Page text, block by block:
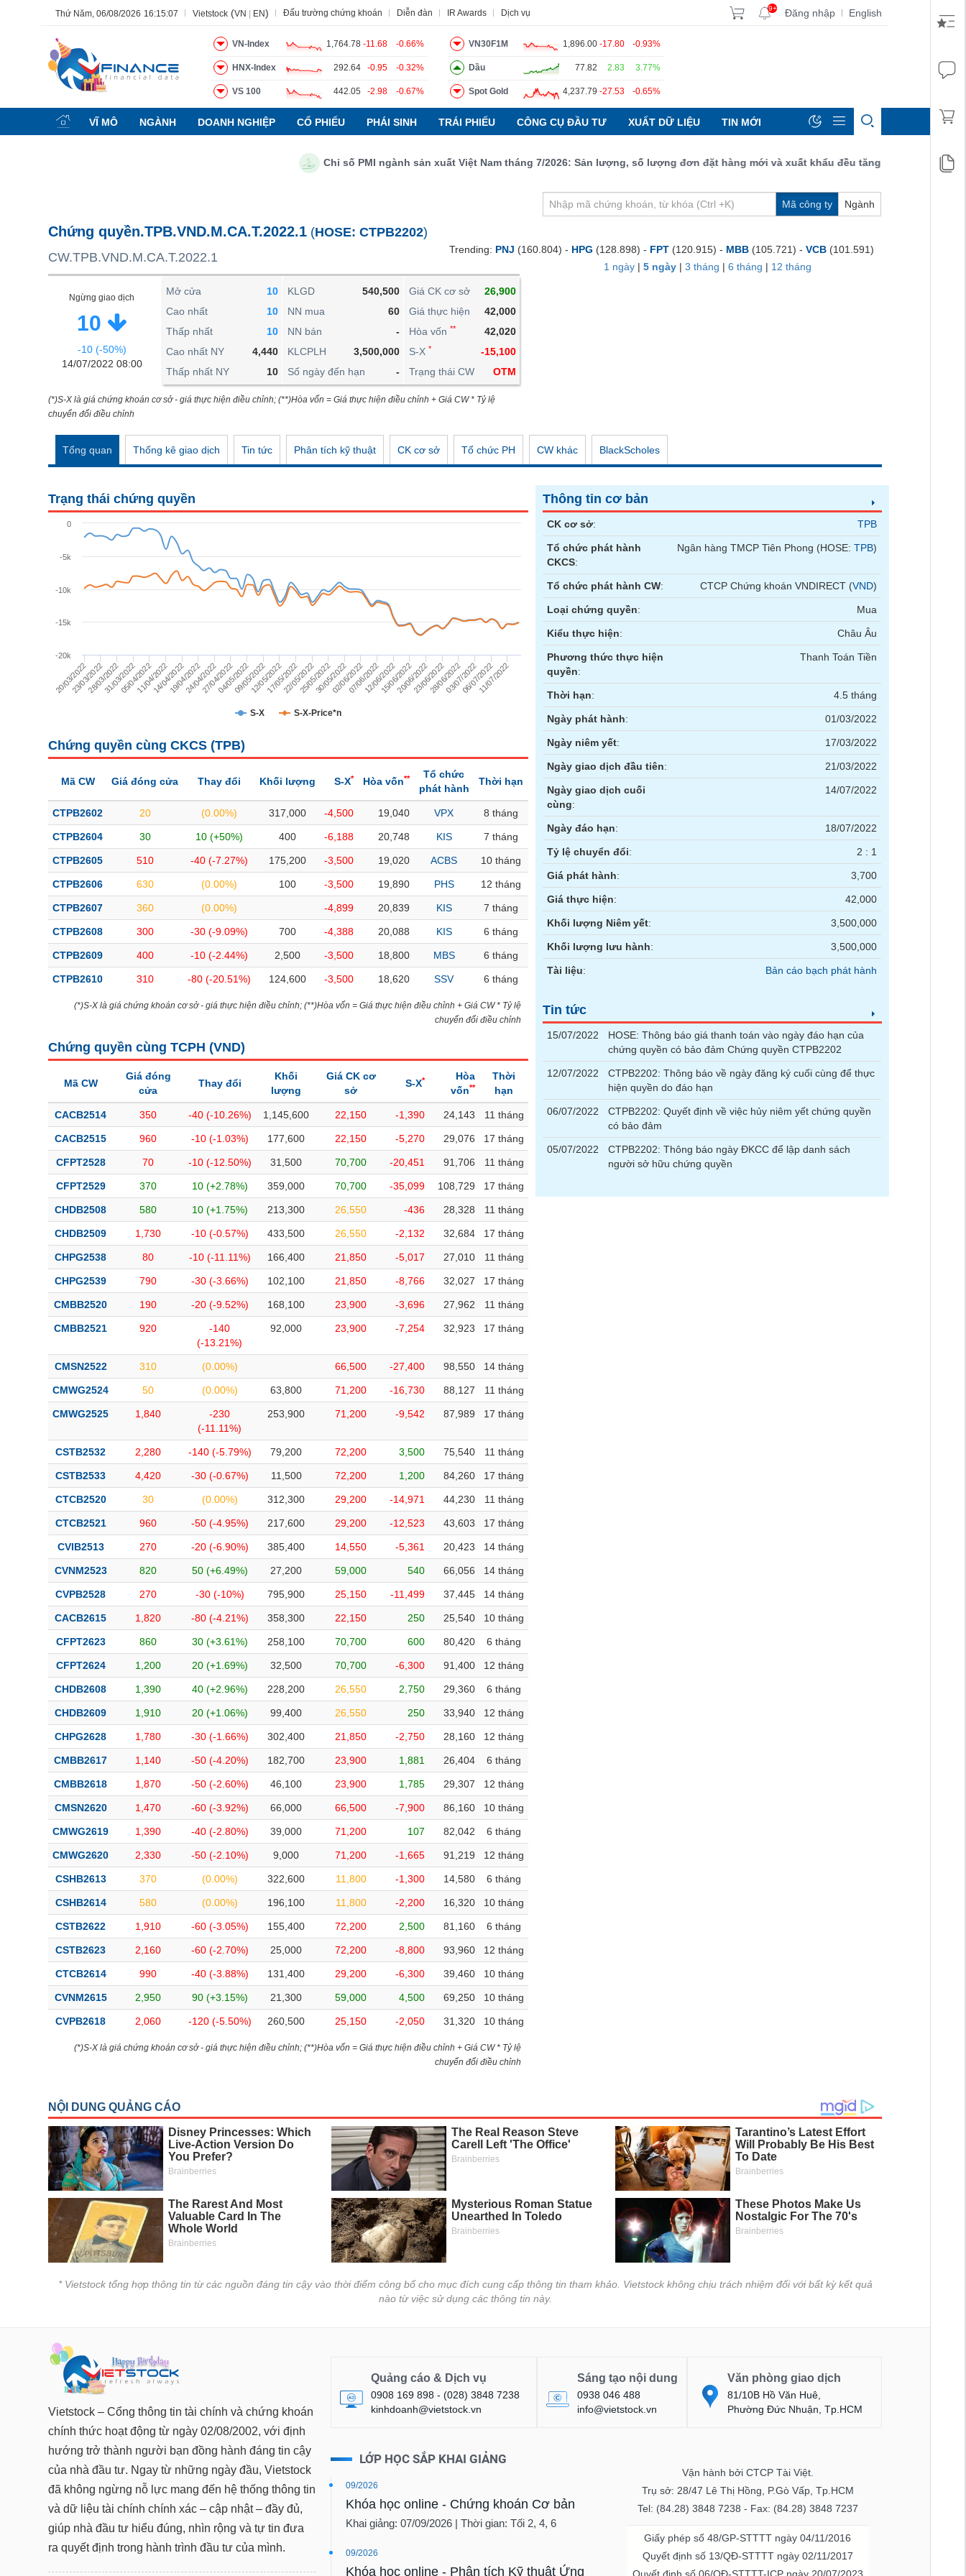
Thứ Năm, 06/08/2026 16:15:08 Vietstock (VN EN) Đấu trường chứng khoán Diễn đàn IR Awards Dịch vụ 9+ Đăng nhập | English
VN-Index 1,764.78 -11.68 -0.66%
HNX-Index 292.64 -0.95 -0.32%
VS 100 442.05 -2.98 -0.67%
VN30F1M 1,896.00 -17.80 -0.93%
Dầu 77.82 2.83 3.77%
Spot Gold 4,237.79 -27.53 -0.65%
VĨ MÔ NGÀNH DOANH NGHIỆP CỔ PHIẾU PHÁI SINH TRÁI PHIẾU CÔNG CỤ ĐẦU TƯ XUẤT DỮ LIỆU TIN MỚI
Chỉ số PMI ngành sản xuất Việt Nam tháng 7/2026: Sản lượng, số lượng đơn đặt hàng mới và xuất khẩu đều tăng đạt 52,9 điểm.
Mã công ty Ngành
Chứng quyền.TPB.VND.M.CA.T.2022.1 (HOSE: CTPB2202)
CW.TPB.VND.M.CA.T.2022.1
Ngừng giao dịch
10
-10 (-50%)
14/07/2022 08:00
Mở cửa
10
Cao nhất
10
Thấp nhất
10
Cao nhất NY
4,440
Thấp nhất NY
10
KLGD
540,500
NN mua
60
NN bán
-
KLCPLH
3,500,000
Số ngày đến hạn
-
Giá CK cơ sở
26,900
Giá thực hiện
42,000
Hòa vốn **
42,020
S-X *
-15,100
Trạng thái CW
OTM
(*)S-X là giá chứng khoán cơ sở - giá thực hiện điều chỉnh; (**)Hòa vốn = Giá thực hiện điều chỉnh + Giá CW * Tỷ lệ
chuyển đổi điều chỉnh
Trending: PNJ (160.804) - HPG (128.898) - FPT (120.915) - MBB (105.721) - VCB (101.591)
1 ngày | 5 ngày | 3 tháng | 6 tháng | 12 tháng
Tổng quan Thống kê giao dịch Tin tức Phân tích kỹ thuật CK cơ sở Tổ chức PH CW khác BlackScholes
Trạng thái chứng quyền
S-X S-X-Price*n
20/03/2022
23/03/202228/03/202231/03/202205/04/202211/04/202214/04/202219/04/202224/04/202227/04/202204/05/202209/05/202212/05/202217/05/202222/05/202225/05/202230/05/202202/06/202207/06/202212/06/202215/06/202220/06/202223/06/202228/06/202203/07/202206/07/202211/07/2022
-20k
-15k
-10k
-5k
0
Chứng quyền cùng CKCS (TPB)
Mã CW Giá đóng cửa Thay đổi Khối lượng S-X* Hòa vốn**
Tổ chức
phát hành
Thời hạn
CTPB2602 20 (0.00%) 317,000 -4,500 19,040 VPX 8 tháng
CTPB2604 30 10 (+50%) 400 -6,188 20,748 KIS 7 tháng
CTPB2605 510 -40 (-7.27%) 175,200 -3,500 19,020 ACBS 10 tháng
CTPB2606 630 (0.00%) 100 -3,500 19,890 PHS 12 tháng
CTPB2607 360 (0.00%) -4,899 20,839 KIS 7 tháng
CTPB2608 300 -30 (-9.09%) 700 -4,388 20,088 KIS 6 tháng
CTPB2609 400 -10 (-2.44%) 2,500 -3,500 18,800 MBS 6 tháng
CTPB2610 310 -80 (-20.51%) 124,600 -3,500 18,620 SSV 6 tháng
(*)S-X là giá chứng khoán cơ sở - giá thực hiện điều chỉnh; (**)Hòa vốn = Giá thực hiện điều chỉnh + Giá CW * Tỷ lệ
chuyển đổi điều chỉnh
Chứng quyền cùng TCPH (VND)
Mã CW
Giá đóng
cửa
Thay đổi
Khối
lượng
Giá CK cơ
sở
S-X*
Hòa
vốn**
Thời
hạn
CACB2514 350 -40 (-10.26%) 1,145,600 22,150 -1,390 24,143 11 tháng
CACB2515 960 -10 (-1.03%) 177,600 22,150 -5,270 29,076 17 tháng
CFPT2528 70 -10 (-12.50%) 31,500 70,700 -20,451 91,706 11 tháng
CFPT2529 370 10 (+2.78%) 359,000 70,700 -35,099 108,729 17 tháng
CHDB2508 580 10 (+1.75%) 213,300 26,550 -436 28,328 11 tháng
CHDB2509 1,730 -10 (-0.57%) 433,500 26,550 -2,132 32,684 17 tháng
CHPG2538 80 -10 (-11.11%) 166,400 21,850 -5,017 27,010 11 tháng
CHPG2539 790 -30 (-3.66%) 102,100 21,850 -8,766 32,027 17 tháng
CMBB2520 190 -20 (-9.52%) 168,100 23,900 -3,696 27,962 11 tháng
CMBB2521 920
-140
(-13.21%)
92,000 23,900 -7,254 32,923 17 tháng
CMSN2522 310 (0.00%) 66,500 -27,400 98,550 14 tháng
CMWG2524 50 (0.00%) 63,800 71,200 -16,730 88,127 11 tháng
CMWG2525 1,840
-230
(-11.11%)
253,900 71,200 -9,542 87,989 17 tháng
CSTB2532 2,280 -140 (-5.79%) 79,200 72,200 3,500 75,540 11 tháng
CSTB2533 4,420 -30 (-0.67%) 11,500 72,200 1,200 84,260 17 tháng
CTCB2520 30 (0.00%) 312,300 29,200 -14,971 44,230 11 tháng
CTCB2521 960 -50 (-4.95%) 217,600 29,200 -12,523 43,603 17 tháng
CVIB2513 270 -20 (-6.90%) 385,400 14,550 -5,361 20,423 14 tháng
CVNM2523 820 50 (+6.49%) 27,200 59,000 540 66,056 14 tháng
CVPB2528 270 -30 (-10%) 795,900 25,150 -11,499 37,445 14 tháng
CACB2615 1,820 -80 (-4.21%) 358,300 22,150 250 25,540 10 tháng
CFPT2623 860 30 (+3.61%) 258,100 70,700 600 80,420 6 tháng
CFPT2624 1,200 20 (+1.69%) 32,500 70,700 -6,300 91,400 12 tháng
CHDB2608 1,390 40 (+2.96%) 228,200 26,550 2,750 29,360 6 tháng
CHDB2609 1,910 20 (+1.06%) 99,400 26,550 250 33,940 12 tháng
CHPG2628 1,780 -30 (-1.66%) 302,400 21,850 -2,750 28,160 12 tháng
CMBB2617 1,140 -50 (-4.20%) 182,700 23,900 1,881 26,404 6 tháng
CMBB2618 1,870 -50 (-2.60%) 46,100 23,900 1,785 29,307 12 tháng
CMSN2620 1,470 -60 (-3.92%) 66,000 66,500 -7,900 86,160 10 tháng
CMWG2619 1,390 -40 (-2.80%) 39,000 71,200 107 82,042 6 tháng
CMWG2620 2,330 -50 (-2.10%) 9,000 71,200 -1,665 91,219 12 tháng
CSHB2613 370 (0.00%) 322,600 11,800 -1,300 14,580 6 tháng
CSHB2614 580 (0.00%) 196,100 11,800 -2,200 16,320 10 tháng
CSTB2622 1,910 -60 (-3.05%) 155,400 72,200 2,500 81,160 6 tháng
CSTB2623 2,160 -60 (-2.70%) 25,000 72,200 -8,800 93,960 12 tháng
CTCB2614 990 -40 (-3.88%) 131,400 29,200 -6,300 39,460 10 tháng
CVNM2615 2,950 90 (+3.15%) 21,300 59,000 4,500 69,250 10 tháng
CVPB2618 2,060 -120 (-5.50%) 260,500 25,150 -2,050 31,320 10 tháng
(*)S-X là giá chứng khoán cơ sở - giá thực hiện điều chỉnh; (**)Hòa vốn = Giá thực hiện điều chỉnh + Giá CW * Tỷ lệ
chuyển đổi điều chỉnh
Thông tin cơ bản
CK cơ sở: TPB
Tổ chức phát hành
CKCS:
Ngân hàng TMCP Tiên Phong (HOSE:TPB)
Tổ chức phát hành CW: CTCP Chứng khoán VNDIRECT (VND)
Loại chứng quyền: Mua
Kiểu thực hiện: Châu Âu
Phương thức thực hiện
quyền:
Thanh Toán Tiền
Thời hạn: 4.5 tháng
Ngày phát hành: 01/03/2022
Ngày niêm yết: 17/03/2022
Ngày giao dịch đầu tiên: 21/03/2022
Ngày giao dịch cuối
cùng:
14/07/2022
Ngày đáo hạn: 18/07/2022
Tỷ lệ chuyển đổi: 2 : 1
Giá phát hành: 3,700
Giá thực hiện: 42,000
Khối lượng Niêm yết: 3,500,000
Khối lượng lưu hành: 3,500,000
Tài liệu: Bản cáo bạch phát hành
Tin tức
15/07/2022
HOSE: Thông báo giá thanh toán vào ngày đáo hạn của
chứng quyền có bảo đảm Chứng quyền CTPB2202
12/07/2022
CTPB2202: Thông báo về ngày đăng ký cuối cùng để thực
hiện quyền do đáo hạn
06/07/2022
CTPB2202: Quyết định về việc hủy niêm yết chứng quyền
có bảo đảm
05/07/2022
CTPB2202: Thông báo ngày ĐKCC để lập danh sách
người sở hữu chứng quyền
* Vietstock tổng hợp thông tin từ các nguồn đáng tin cậy vào thời điểm công bố cho mục đích cung cấp thông tin tham khảo. Vietstock không chịu trách nhiệm đối với bất kỳ kết quả
nào từ việc sử dụng các thông tin này.
Vietstock – Cổng thông tin tài chính và chứng khoán
chính thức hoạt động từ ngày 02/08/2002, với định
hướng trở thành người bạn đồng hành đáng tin cậy
của nhà đầu tư. Ngay từ những ngày đầu, Vietstock
đã không ngừng nỗ lực mang đến hệ thống thông tin
và dữ liệu tài chính chính xác – cập nhật – đầy đủ,
giúp nhà đầu tư hiểu đúng, nhìn rộng và tự tin đưa
ra quyết định trong hành trình đầu tư của mình.
Quảng cáo & Dịch vụ
0908 169 898 - (028) 3848 7238
kinhdoanh@vietstock.vn
Sáng tạo nội dung
0938 046 488
info@vietstock.vn
Văn phòng giao dịch
81/10B Hồ Văn Huê,
Phường Đức Nhuận, Tp.HCM
LỚP HỌC SẮP KHAI GIẢNG
09/2026
Khóa học online - Chứng khoán Cơ bản
Khai giảng: 07/09/2026 | Thời gian: Tối 2, 4, 6
09/2026
Khóa học online - Phân tích Kỹ thuật Ứng
Vận hành bởi CTCP Tài Việt.
Trụ sở: 28/47 Lê Thị Hồng, P.Gò Vấp, Tp.HCM
Tel: (84.28) 3848 7238 - Fax: (84.28) 3848 7237
Giấy phép số 48/GP-STTTT ngày 04/11/2016
Quyết định số 13/QĐ-STTTT ngày 02/11/2017
Tính năng Ngành Mã chứng khoán Lãnh đạo Tin tức Báo cáo phân tích Thuật ngữ Dịch vụ
BẤT ĐỘNG SẢN
TÀI CHÍNH
KINH TẾ
THẾ GIỚI
ĐÔNG DƯƠNG
PHÂN TÍCH
PHÁI SINH
TRÁI PHIẾU
CÔNG CỤ ĐẦU TƯ
XUẤT DỮ LIỆU
TIN MỚI
VS-SECTOR
NGUYÊN VẬT LIỆU
CÔNG NGHIỆP
TIÊU DÙNG KHÔNG THIẾT YẾU
TIÊU DÙNG THIẾT YẾU
CHĂM SÓC SỨC KHỎE
CÔNG NGHỆ THÔNG TIN
BẤT ĐỘNG SẢN
Mã chứng khoán(-)
Cổ phiếu Chỉ số Chứng chỉ quỹ Chứng quyền Hợp đồng tương lai Trái phiếu
Lãnh đạo(-)
Người nội bộ Người liên quan Cổ đông lớn
Tin tức(-)
Bài viết của tác giả (-)
Dịch vụ(-)
Đào tạo
Sách tài chính
Công cụ đầu tư
Truyền thông tài chính
Dữ liệu tài chính